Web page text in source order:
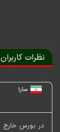
نظرات کاربران
سارا